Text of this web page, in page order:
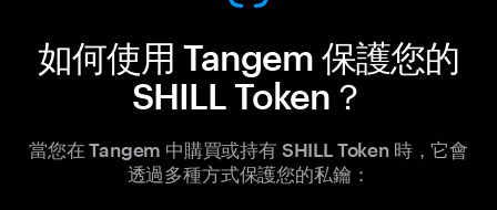
如何使用 Tangem 保護您的
SHILL Token？
當您在 Tangem 中購買或持有 SHILL Token 時，它會
透過多種方式保護您的私鑰：